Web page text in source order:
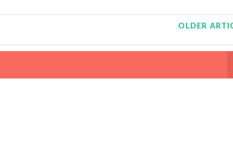
OLDER